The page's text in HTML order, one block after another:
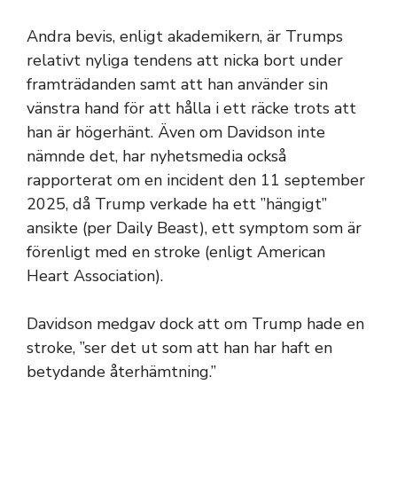
Andra bevis, enligt akademikern, är Trumps
relativt nyliga tendens att nicka bort under
framträdanden samt att han använder sin
vänstra hand för att hålla i ett räcke trots att
han är högerhänt. Även om Davidson inte
nämnde det, har nyhetsmedia också
rapporterat om en incident den 11 september
2025, då Trump verkade ha ett ”hängigt”
ansikte (per Daily Beast), ett symptom som är
förenligt med en stroke (enligt American
Heart Association).
Davidson medgav dock att om Trump hade en
stroke, ”ser det ut som att han har haft en
betydande återhämtning.”